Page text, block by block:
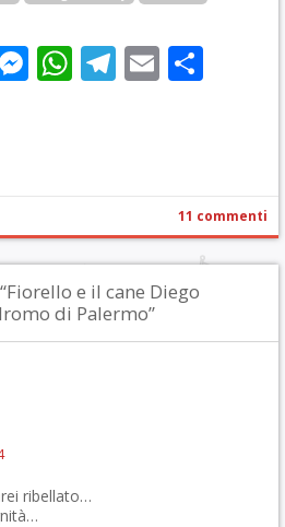
Messenger
WhatsApp
Telegram
Email
11 commenti
e il cane Diego
di Palermo”
ribellato…